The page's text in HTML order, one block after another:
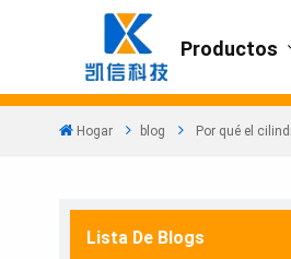
Productos
Hogar blog Por qué el
Lista De Blogs